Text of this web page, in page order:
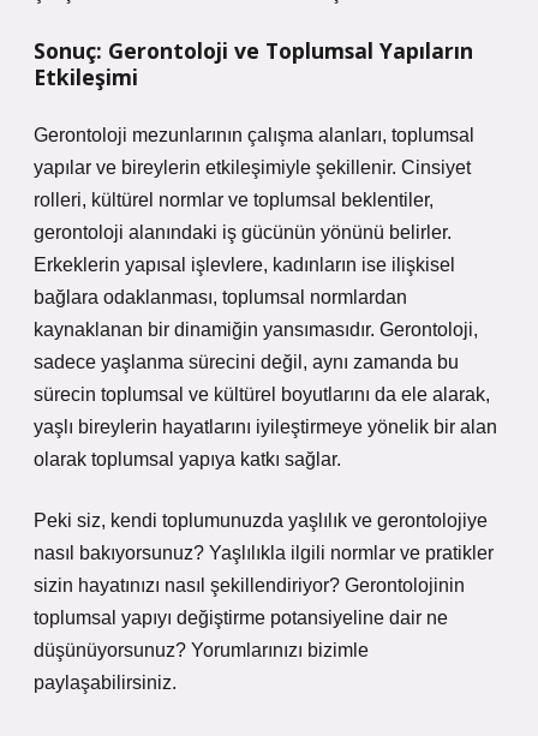
Sonuç: Gerontoloji ve Toplumsal Yapıların
Etkileşimi
Gerontoloji mezunlarının çalışma alanları, toplumsal
yapılar ve bireylerin etkileşimiyle şekillenir. Cinsiyet
rolleri, kültürel normlar ve toplumsal beklentiler,
gerontoloji alanındaki iş gücünün yönünü belirler.
Erkeklerin yapısal işlevlere, kadınların ise ilişkisel
bağlara odaklanması, toplumsal normlardan
kaynaklanan bir dinamiğin yansımasıdır. Gerontoloji,
sadece yaşlanma sürecini değil, aynı zamanda bu
sürecin toplumsal ve kültürel boyutlarını da ele alarak,
yaşlı bireylerin hayatlarını iyileştirmeye yönelik bir alan
olarak toplumsal yapıya katkı sağlar.
Peki siz, kendi toplumunuzda yaşlılık ve gerontolojiye
nasıl bakıyorsunuz? Yaşlılıkla ilgili normlar ve pratikler
sizin hayatınızı nasıl şekillendiriyor? Gerontolojinin
toplumsal yapıyı değiştirme potansiyeline dair ne
düşünüyorsunuz? Yorumlarınızı bizimle
paylaşabilirsiniz.